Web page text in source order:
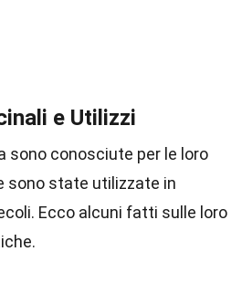
e Utilizzi
sono conosciute per le loro
sono state utilizzate in
Ecco alcuni fatti sulle loro